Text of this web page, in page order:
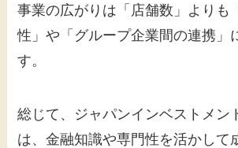
事業の広がりは「店舗数」よりも
性」や「グループ企業間の連携」
す。
総じて、ジャパンインベストメン
は、金融知識や専門性を活かして